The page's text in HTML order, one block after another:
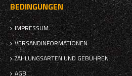
BEDINGUNGEN
IMPRESSUM
VERSANDINFORMATIONEN
ZAHLUNGSARTEN UND GEBÜHREN
AGB